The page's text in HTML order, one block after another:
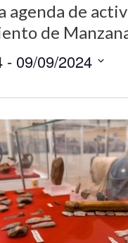
agenda de
de
- 09/09/2024